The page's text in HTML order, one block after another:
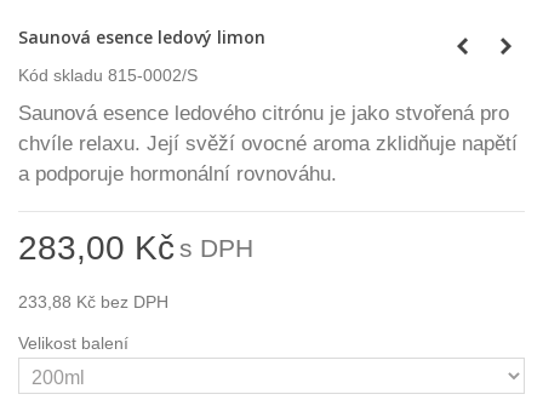
Saunová esence ledový limon
Kód skladu 815-0002/S
Saunová esence ledového citrónu je jako stvořená pro
chvíle relaxu. Její svěží ovocné aroma zklidňuje napětí
a podporuje hormonální rovnováhu.
283,00 Kčs DPH
233,88 Kč bez DPH
Velikost balení